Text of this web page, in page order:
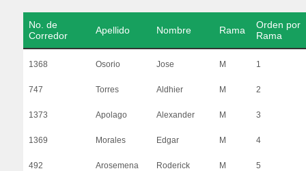
No. de
Corredor
Apellido Nombre Rama
Orden por
Rama
1368 Osorio Jose M 1
747 Torres Aldhier M 2
1373 Apolago Alexander M 3
1369 Morales Edgar M 4
492 Arosemena Roderick M 5